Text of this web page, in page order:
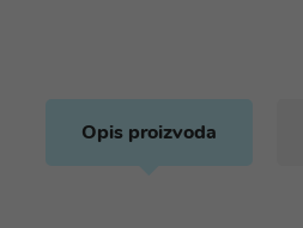
Opis proizvoda